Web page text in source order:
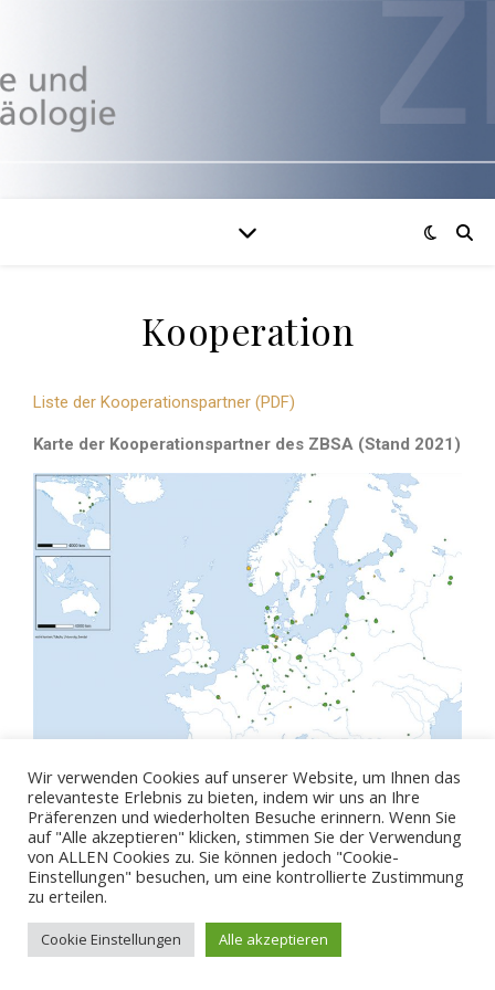
Kooperation
Liste der Kooperationspartner (PDF)
Karte der Kooperationspartner des ZBSA (Stand 2021)
© 2026 - ZBSA
Wir verwenden Cookies auf unserer Website, um Ihnen das
relevanteste Erlebnis zu bieten, indem wir uns an Ihre
Präferenzen und wiederholten Besuche erinnern. Wenn Sie
auf "Alle akzeptieren" klicken, stimmen Sie der Verwendung
von ALLEN Cookies zu. Sie können jedoch "Cookie-
Einstellungen" besuchen, um eine kontrollierte Zustimmung
zu erteilen.
Cookie Einstellungen Alle akzeptieren